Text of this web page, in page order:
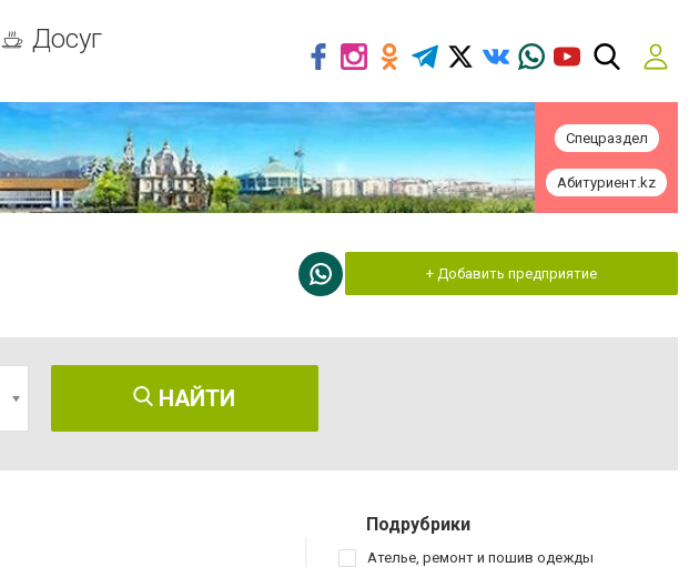
Досуг
Спецраздел
Абитуриент.kz
+ Добавить предприятие
НАЙТИ
Подрубрики
Ателье, ремонт и пошив одежды